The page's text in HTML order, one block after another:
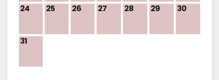
24 25 26 27 28 29 30
31